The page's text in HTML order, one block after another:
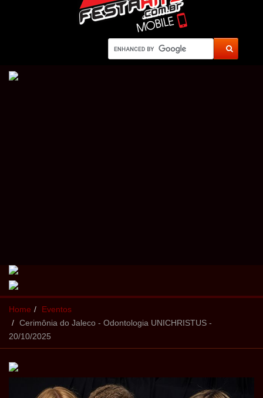
Home
Eventos
Cerimônia do Jaleco - Odontologia UNICHRISTUS -
20/10/2025